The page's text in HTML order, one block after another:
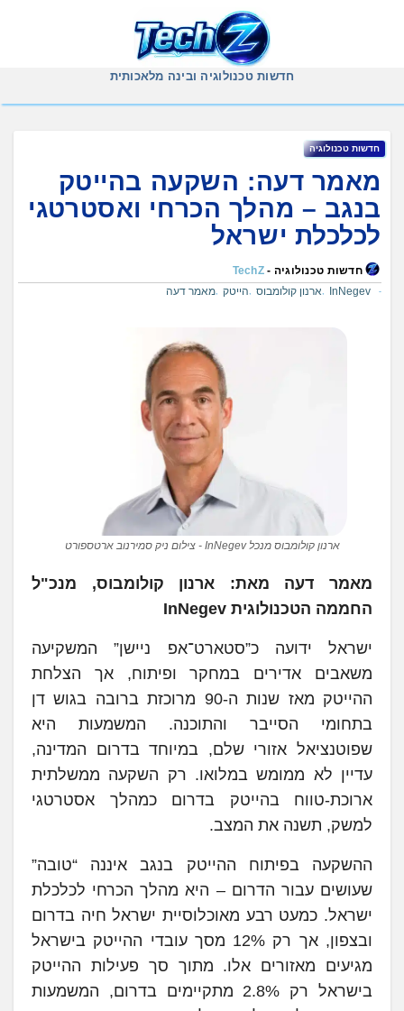
חדשות טכנולוגיה ובינה מלאכותית
חדשות טכנולוגיה
מאמר דעה: השקעה בהייטק
בנגב – מהלך הכרחי ואסטרטגי
לכלכלת ישראל
חדשות טכנולוגיה -TechZ
InNegev
ארנון קולומבוס הייטק מאמר דעה
ארנון קולומבוס מנכל InNegev - צילום ניק סמירנוב ארטספורט
מאמר דעה מאת: ארנון קולומבוס, מנכ"ל
החממה הטכנולוגית InNegev
ישראל ידועה כ”סטארט־אפ ניישן” המשקיעה
משאבים אדירים במחקר ופיתוח, אך הצלחת
ההייטק מאז שנות ה-90 מרוכזת ברובה בגוש דן
בתחומי הסייבר והתוכנה. המשמעות היא
שפוטנציאל אזורי שלם, במיוחד בדרום המדינה,
עדיין לא ממומש במלואו. רק השקעה ממשלתית
ארוכת-טווח בהייטק בדרום כמהלך אסטרטגי
למשק, תשנה את המצב.
ההשקעה בפיתוח ההייטק בנגב איננה “טובה”
שעושים עבור הדרום – היא מהלך הכרחי לכלכלת
ישראל. כמעט רבע מאוכלוסיית ישראל חיה בדרום
ובצפון, אך רק 12% מסך עובדי ההייטק בישראל
מגיעים מאזורים אלו. מתוך סך פעילות ההייטק
בישראל רק 2.8% מתקיימים בדרום, המשמעות